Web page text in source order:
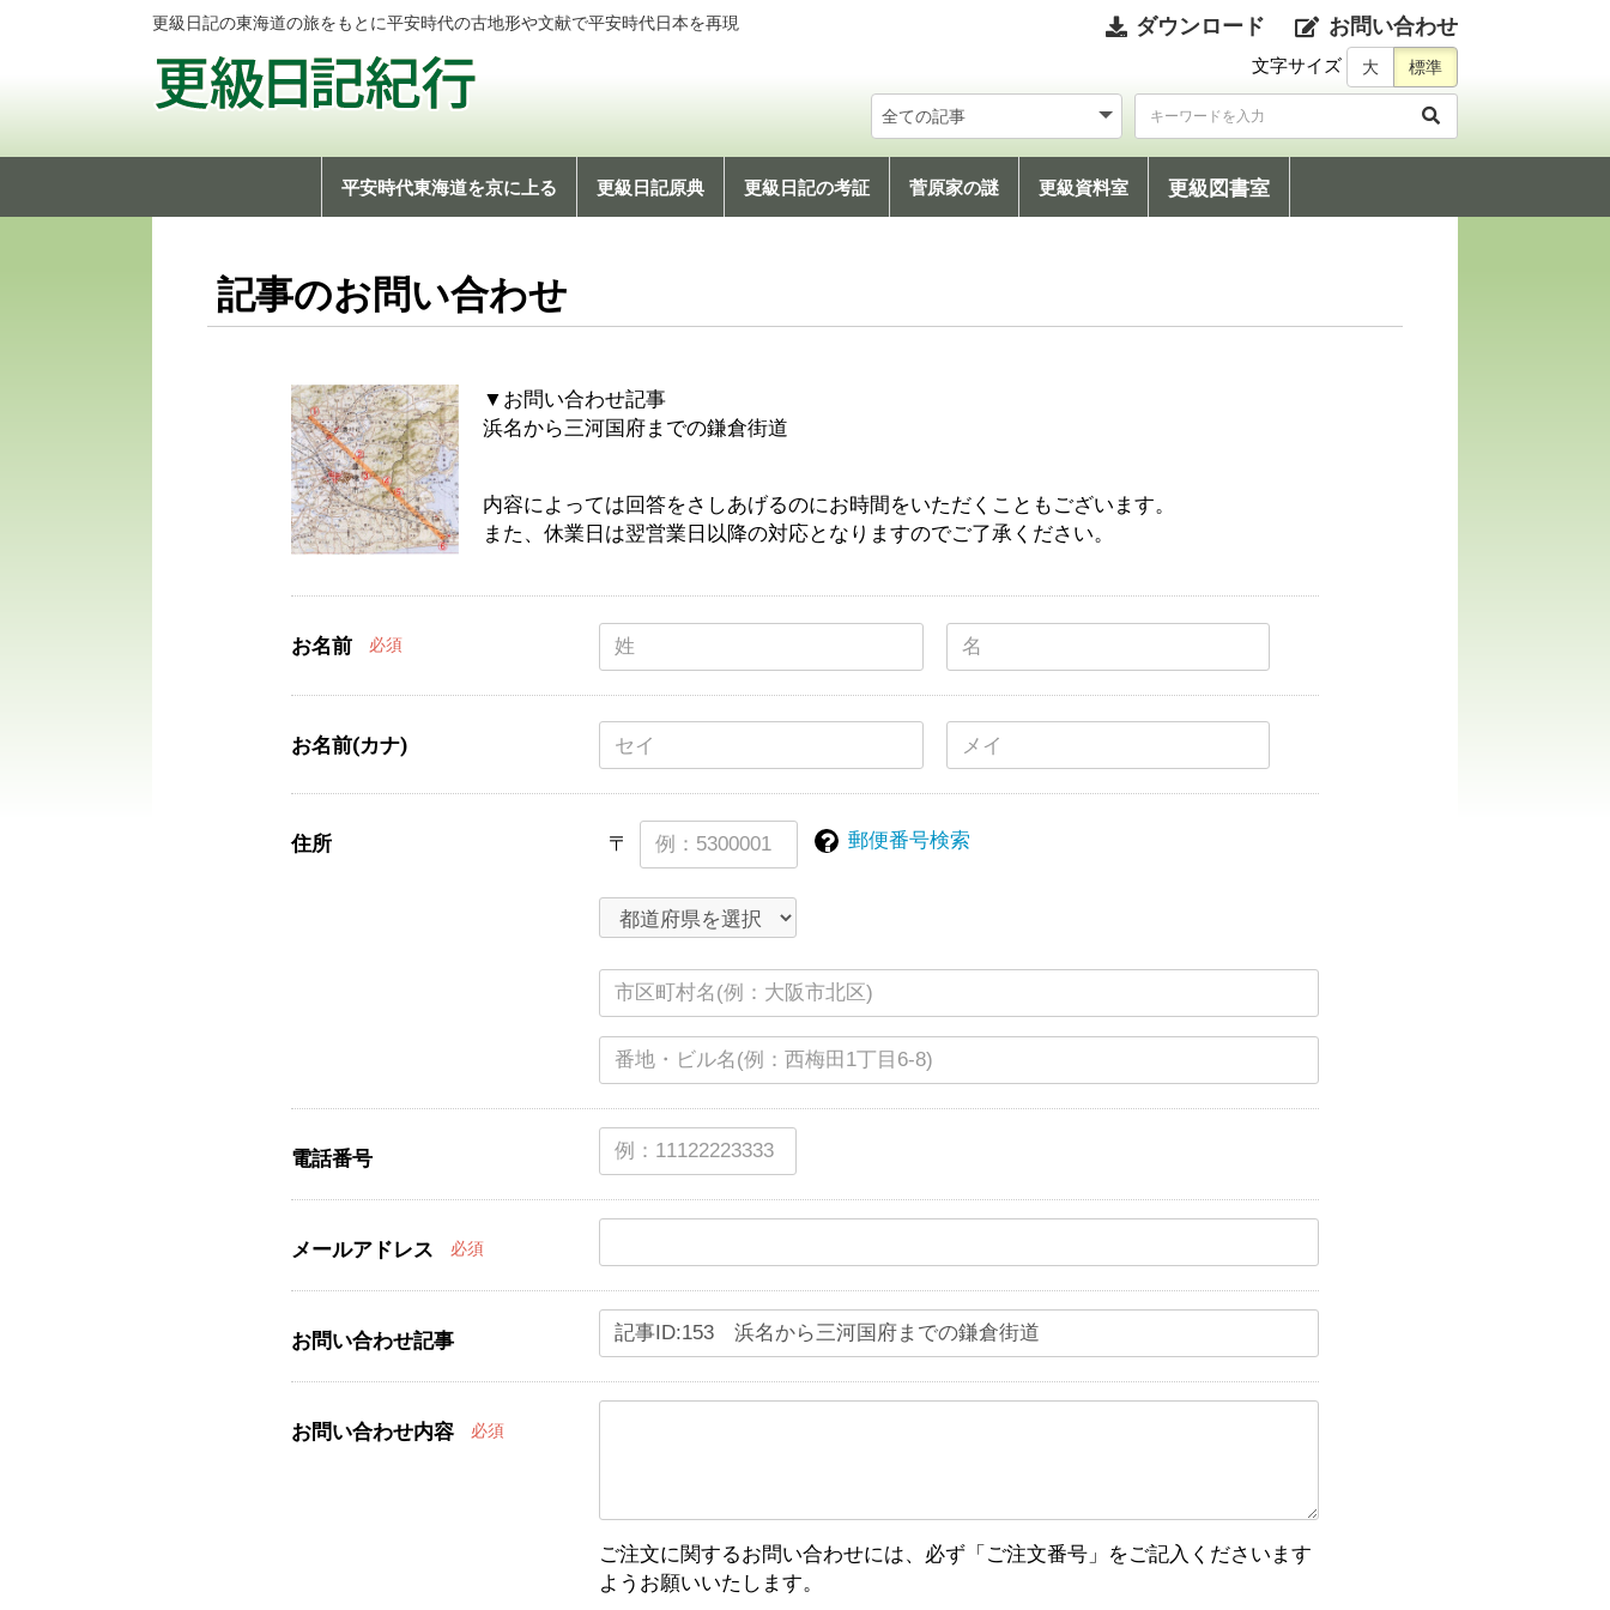
更級日記の東海道の旅をもとに平安時代の古地形や文献で平安時代日本を再現 ダウンロード お問い合わせ
文字サイズ
平安時代東海道を京に上る 更級日記原典 更級日記の考証 菅原家の謎 更級資料室 更級図書室
記事のお問い合わせ
▼お問い合わせ記事
浜名から三河国府までの鎌倉街道
内容によっては回答をさしあげるのにお時間をいただくこともございます。
また、休業日は翌営業日以降の対応となりますのでご了承ください。
お名前 必須
お名前(カナ)
住所 〒 郵便番号検索
電話番号
メールアドレス 必須
お問い合わせ記事
お問い合わせ内容 必須
ご注文に関するお問い合わせには、必ず「ご注文番号」をご記入くださいます
ようお願いいたします。